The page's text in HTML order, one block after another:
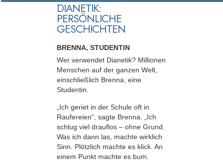
DIANETIK:
PERSÖNLICHE
GESCHICHTEN
BRENNA, STUDENTIN
Wer verwendet Dianetik? Millionen
Menschen auf der ganzen Welt,
einschließlich Brenna, eine
Studentin.
„Ich geriet in der Schule oft in
Raufereien“, sagte Brenna. „Ich
schlug viel drauflos – ohne Grund.
Was ich dann las, machte wirklich
Sinn. Plötzlich machte es klick. An
einem Punkt machte es bum.